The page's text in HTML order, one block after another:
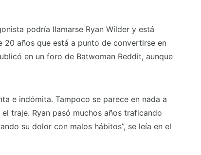
podría llamarse Ryan Wilder y está
años que está a punto de convertirse en
en un foro de Batwoman Reddit, aunque
e indómita. Tampoco se parece en nada a
traje. Ryan pasó muchos años traficando
su dolor con malos hábitos”, se leía en el